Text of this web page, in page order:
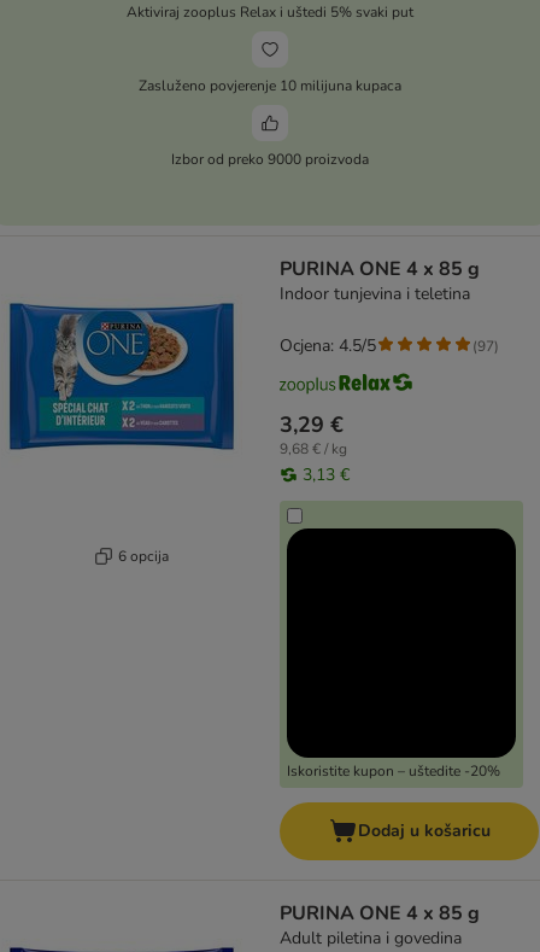
Aktiviraj zooplus Relax i uštedi 5% svaki put
Zasluženo povjerenje 10 milijuna kupaca
Izbor od preko 9000 proizvoda
6 opcija
PURINA ONE 4 x 85 g
Indoor tunjevina i teletina
3,29 €
9,68 € / kg
3,13 €
Iskoristite kupon – uštedite -20%
Ocjena: 4.5/5 (97)
Dodaj u košaricu
PURINA ONE 4 x 85 g
Adult piletina i govedina